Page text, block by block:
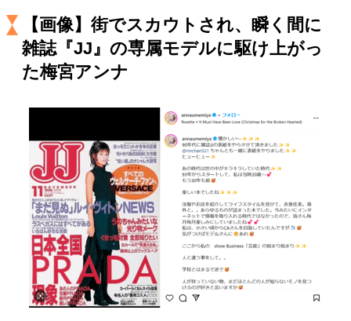
夢を掴む選択
変革の原動力
次世代へのバトン
マインドセット
重圧との向き合い方 一流のルーティン
忘れられない言葉
10代・20代の土台
ライフスタイル・生き方
【画像】街でスカウトされ、瞬く間に
雑誌『JJ』の専属モデルに駆け上がっ
た梅宮アンナ